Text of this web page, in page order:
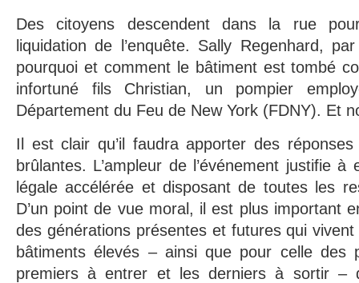
Des citoyens descendent dans la rue
liquidation de l’enquête. Sally Regenhard,
pourquoi et comment le bâtiment est tombé
infortuné fils Christian, un pompier
Département du Feu de New York (FDNY). Et
Il est clair qu’il faudra apporter des
brûlantes. L’ampleur de l’événement justifie à
légale accélérée et disposant de toutes les
D’un point de vue moral, il est plus important
des générations présentes et futures qui
bâtiments élevés – ainsi que pour celle des
premiers à entrer et les derniers à sortir –